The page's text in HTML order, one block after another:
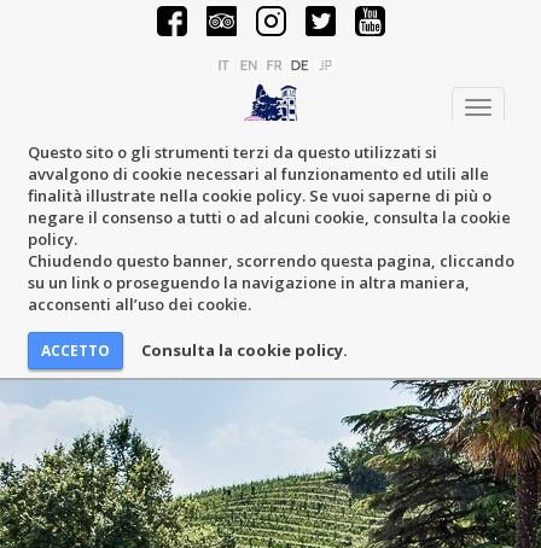
Questo sito o gli strumenti terzi da questo utilizzati si
avvalgono di cookie necessari al funzionamento ed utili alle
finalità illustrate nella cookie policy. Se vuoi saperne di più o
negare il consenso a tutti o ad alcuni cookie, consulta la cookie
policy.
Chiudendo questo banner, scorrendo questa pagina, cliccando
su un link o proseguendo la navigazione in altra maniera,
acconsenti all’uso dei cookie.
Consulta la cookie policy.
Toggle